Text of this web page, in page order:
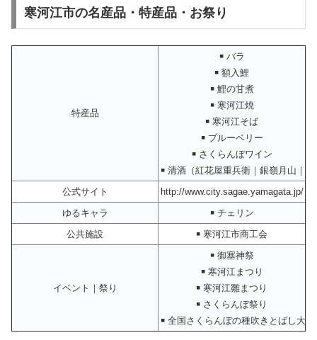
寒河江市の名産品・特産品・お祭り
特産品
￭ バラ
￭ 額入鯉
￭ 鯉の甘煮
￭ 寒河江焼
￭ 寒河江そば
￭ ブルーベリー
￭ さくらんぼワイン
￭ 清酒（紅花屋重兵衛｜銀嶺月山｜
公式サイト
http://www.city.sagae.yamagata.jp/
ゆるキャラ
￭ チェリン
公共施設
￭ 寒河江市商工会
イベント｜祭り
￭ 御塞神祭
￭ 寒河江まつり
￭ 寒河江雛まつり
￭ さくらんぼ祭り
￭ 全国さくらんぼの種吹きとばし大会